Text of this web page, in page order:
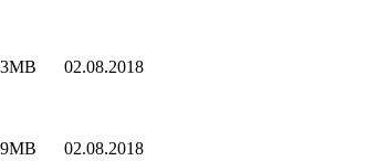
02.08.2018
02.08.2018